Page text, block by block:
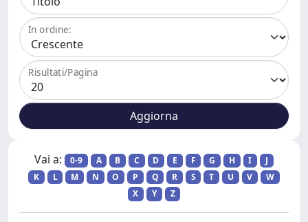
In ordine:
Risultati/Pagina
Vai a: 0-9 A B C D E F G H I
J
K
L M N O P Q R S T U V
W
X
Y Z